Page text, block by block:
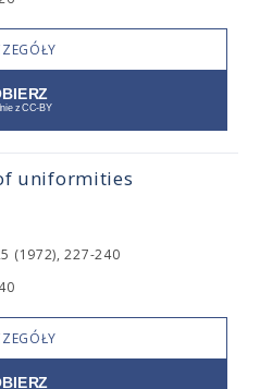
uniformities
(1972), 227-240